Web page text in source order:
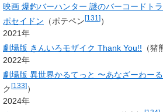
映画 爆釣バーハンター 謎のバーコードト
ポセイドン （ポテペン[131 ] ）
2021年
劇場版 きんいろモザイク Thank You!! （猪
2022年
劇場版 異世界かるてっと 〜あなざーわー
ク [133] ）
2024年